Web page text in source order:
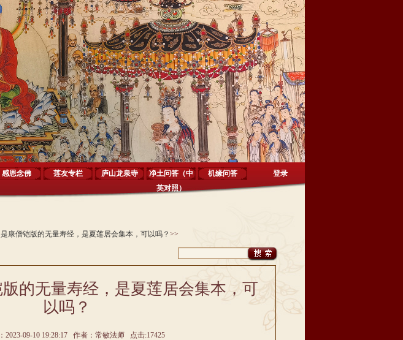
感恩念佛 莲友专栏 庐山龙泉寺
净土问答（中
英对照）
机缘问答 登录
康僧铠版的无量寿经，是夏莲居会集本，可以吗？ >>
的无量寿经，是夏莲居会集本，可
以吗？
2023-09-10 19:28:17 作者：常敏法师 点击:17425